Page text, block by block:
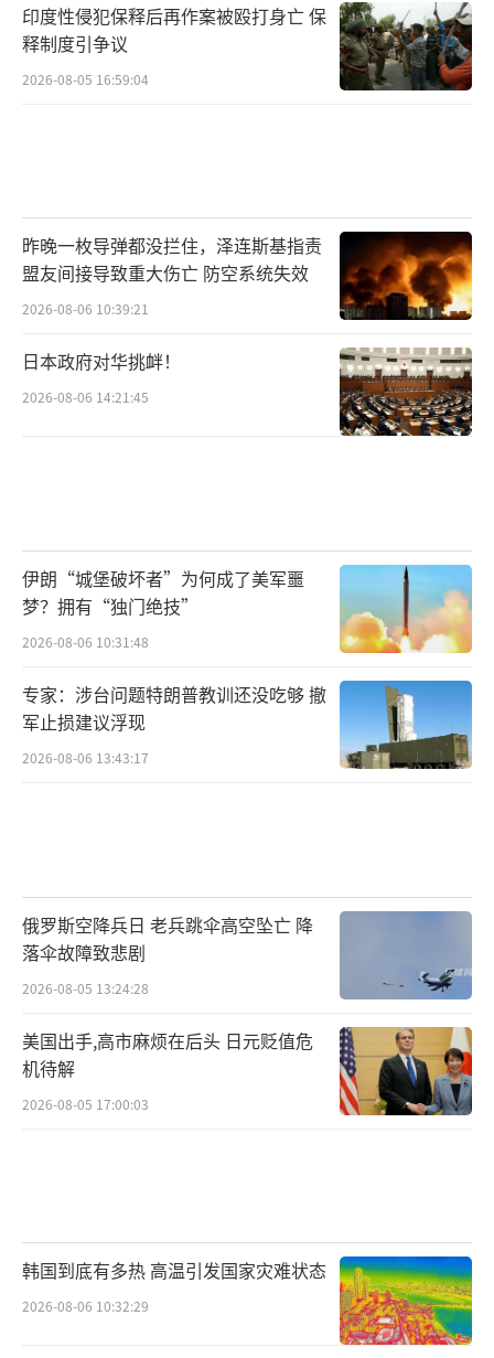
印度性侵犯保释后再作案被殴打身亡 保
释制度引争议
2026-08-05 16:59:04
昨晚一枚导弹都没拦住，泽连斯基指责
盟友间接导致重大伤亡 防空系统失效
2026-08-06 10:39:21
日本政府对华挑衅！
2026-08-06 14:21:45
伊朗“城堡破坏者”为何成了美军噩
梦？拥有“独门绝技”
2026-08-06 10:31:48
专家：涉台问题特朗普教训还没吃够 撤
军止损建议浮现
2026-08-06 13:43:17
俄罗斯空降兵日 老兵跳伞高空坠亡 降
落伞故障致悲剧
2026-08-05 13:24:28
美国出手,高市麻烦在后头 日元贬值危
机待解
2026-08-05 17:00:03
韩国到底有多热 高温引发国家灾难状态
2026-08-06 10:32:29